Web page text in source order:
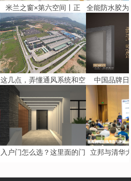
米兰之窗×第六空间丨正 全能防水胶
这几点，弄懂通风系统和空 中国品牌
入户门怎么选？这里面的门 立邦与清华